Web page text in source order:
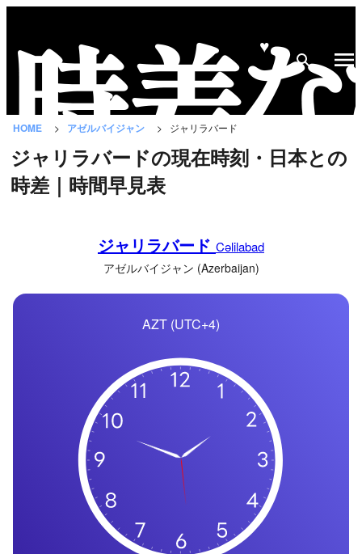
♥
HOME アゼルバイジャン ジャリラバード
ジャリラバードの現在時刻・日本との
時差｜時間早見表
ジャリラバード Cəlilabad
アゼルバイジャン (Azerbaijan)
AZT (UTC+4)
な
と
は？